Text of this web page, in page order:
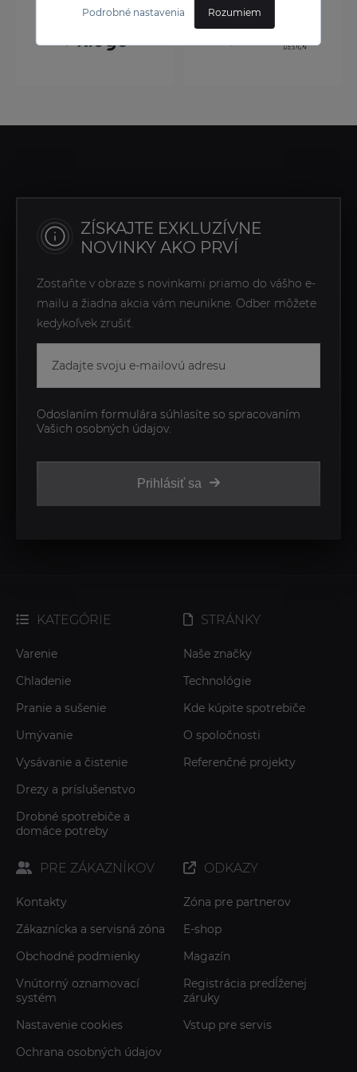
Podrobné nastavenia Rozumiem
ZÍSKAJTE EXKLUZÍVNE
NOVINKY AKO PRVÍ
Zostaňte v obraze s novinkami priamo do vášho e-
mailu a žiadna akcia vám neunikne. Odber môžete
kedykoľvek zrušiť.
Prihlásiť sa
Odoslaním formulára súhlasíte so spracovaním
Vašich osobných údajov.
KATEGÓRIE
Varenie
Chladenie
Pranie a sušenie
Umývanie
Vysávanie a čistenie
Drezy a príslušenstvo
Drobné spotrebiče a
domáce potreby
STRÁNKY
Naše značky
Technológie
Kde kúpite spotrebiče
O spoločnosti
Referenčné projekty
PRE ZÁKAZNÍKOV
Kontakty
Zákaznícka a servisná zóna
Obchodné podmienky
Vnútorný oznamovací
systém
Nastavenie cookies
Ochrana osobných údajov
ODKAZY
Zóna pre partnerov
E-shop
Magazín
Registrácia predĺženej
záruky
Vstup pre servis